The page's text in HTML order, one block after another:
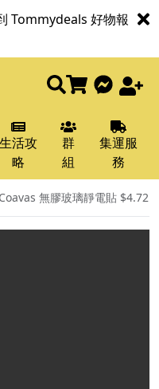
Tommydeals 好物報
生活攻
略
群
組
集運服
務
無膠玻璃靜電貼 $4.72